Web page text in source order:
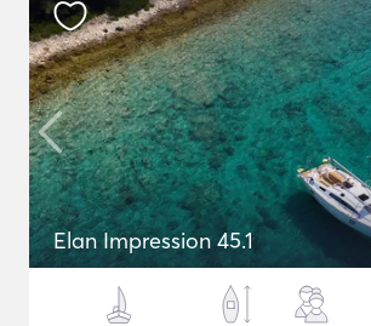
Elan Impression 45.1